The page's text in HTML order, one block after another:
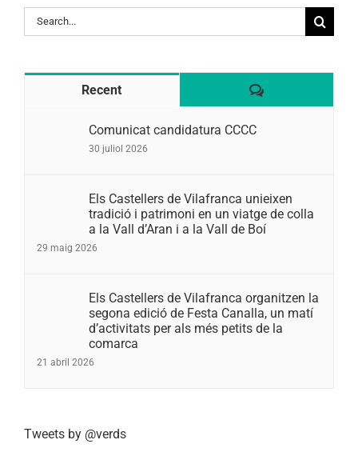
Search
for:
Recent Comentaris
Comunicat candidatura CCCC
30 juliol 2026
Els Castellers de Vilafranca unieixen
tradició i patrimoni en un viatge de colla
a la Vall d’Aran i a la Vall de Boí
29 maig 2026
Els Castellers de Vilafranca organitzen la
segona edició de Festa Canalla, un matí
d’activitats per als més petits de la
comarca
21 abril 2026
Tweets by @verds